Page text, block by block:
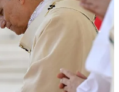
está marcado
la Iglesia de Roma
autoridad es la caridad de
demás con el
o con los medios del
de amar como lo hizo